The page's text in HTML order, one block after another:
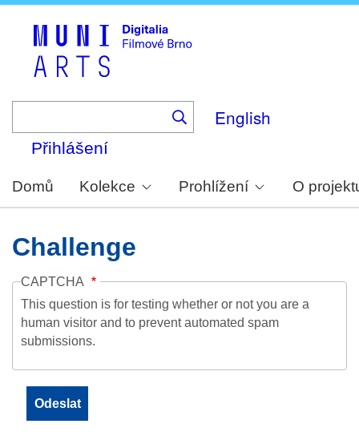
English
Přihlášení
Domů Kolekce Prohlížení O
Challenge
CAPTCHA
This question is for testing whether or not you are a
human visitor and to prevent automated spam
submissions.